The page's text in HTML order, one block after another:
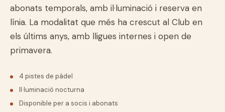
abonats temporals, amb il·luminació i reserva en
línia. La modalitat que més ha crescut al Club en
els últims anys, amb lligues internes i open de
primavera.
4 pistes de pàdel
Il·luminació nocturna
Disponible per a socis i abonats